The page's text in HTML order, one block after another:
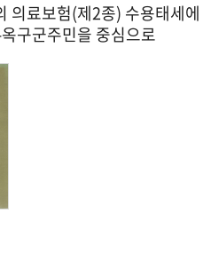
의료보험(제2종) 수용태세에
구군주민을 중심으로